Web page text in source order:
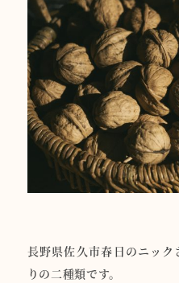
長野県佐久市春日のニッ
りの二種類です。